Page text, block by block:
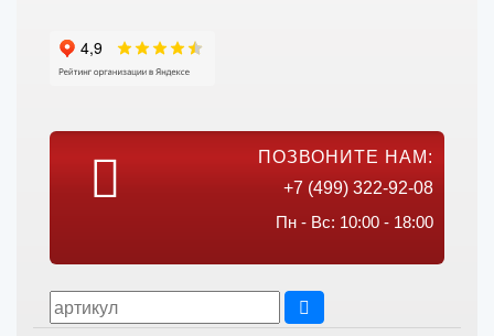
ПОЗВОНИТЕ НАМ:
+7 (499) 322-92-08
Пн - Вс: 10:00 - 18:00